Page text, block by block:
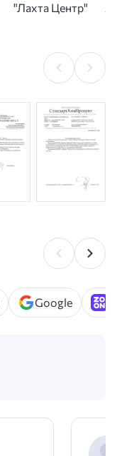
"Лахта Центр"
Google